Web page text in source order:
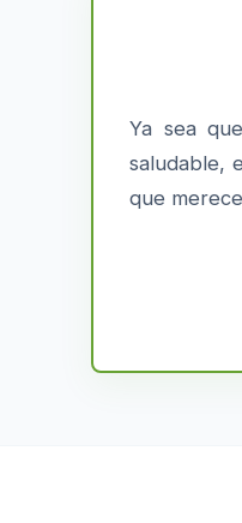
Ya sea
saludable,
que